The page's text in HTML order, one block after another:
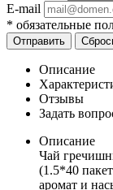
E-mail
* обязательные
Отправить
Описание
Отзывы
Задать
Описание
Чай
(1.5*40
аромат и